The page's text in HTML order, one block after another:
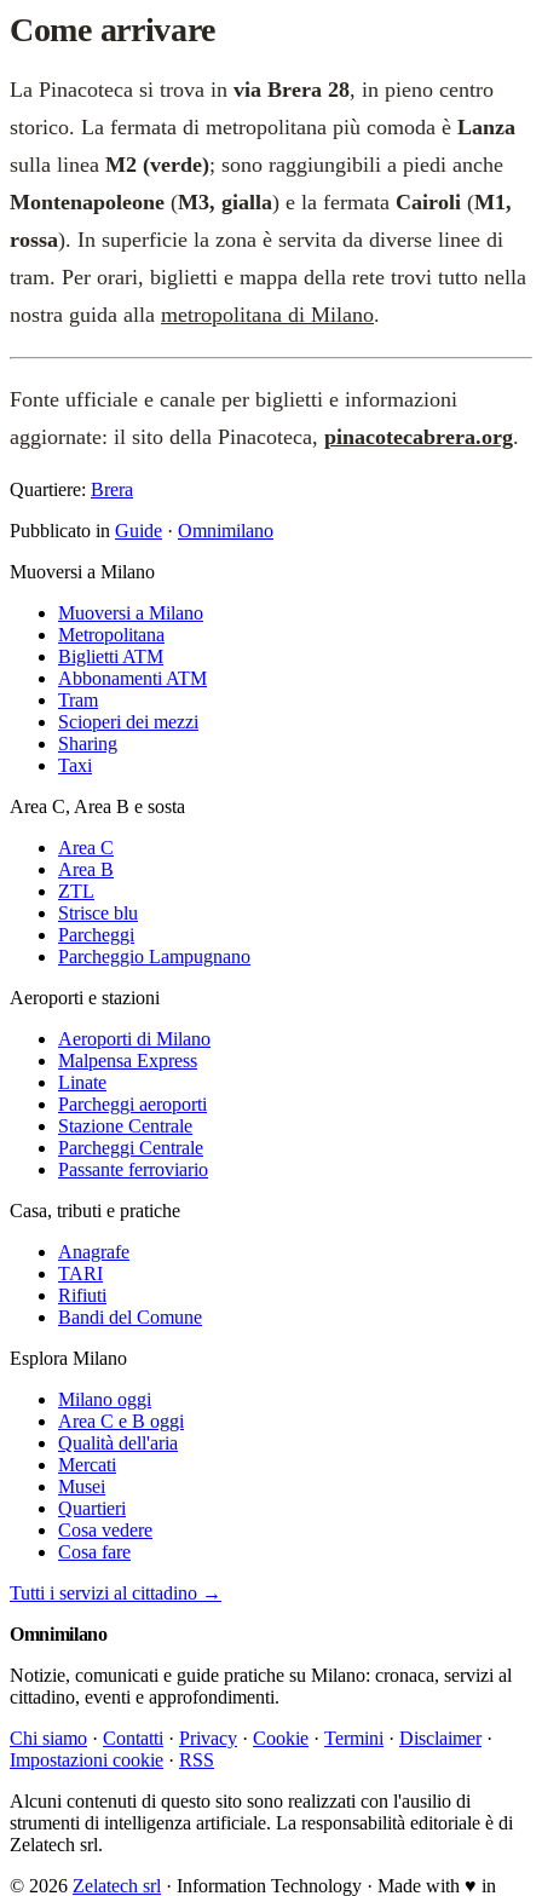
Come arrivare
La Pinacoteca si trova in via Brera 28, in pieno centro
storico. La fermata di metropolitana più comoda è Lanza
sulla linea M2 (verde); sono raggiungibili a piedi anche
Montenapoleone (M3, gialla) e la fermata Cairoli (M1,
rossa). In superficie la zona è servita da diverse linee di
tram. Per orari, biglietti e mappa della rete trovi tutto nella
nostra guida alla metropolitana di Milano.
Fonte ufficiale e canale per biglietti e informazioni
aggiornate: il sito della Pinacoteca, pinacotecabrera.org.
Quartiere: Brera
Pubblicato in Guide · Omnimilano
Muoversi a Milano
Muoversi a Milano
Metropolitana
Biglietti ATM
Abbonamenti ATM
Tram
Scioperi dei mezzi
Sharing
Taxi
Area C, Area B e sosta
Area C
Area B
ZTL
Strisce blu
Parcheggi
Parcheggio Lampugnano
Aeroporti e stazioni
Aeroporti di Milano
Malpensa Express
Linate
Parcheggi aeroporti
Stazione Centrale
Parcheggi Centrale
Passante ferroviario
Casa, tributi e pratiche
Anagrafe
TARI
Rifiuti
Bandi del Comune
Esplora Milano
Milano oggi
Area C e B oggi
Qualità dell'aria
Mercati
Musei
Quartieri
Cosa vedere
Cosa fare
Tutti i servizi al cittadino →
Omnimilano
Notizie, comunicati e guide pratiche su Milano: cronaca, servizi al
cittadino, eventi e approfondimenti.
Chi siamo · Contatti · Privacy · Cookie · Termini · Disclaimer ·
Impostazioni cookie · RSS
Alcuni contenuti di questo sito sono realizzati con l'ausilio di
strumenti di intelligenza artificiale. La responsabilità editoriale è di
Zelatech srl.
© 2026 Zelatech srl · Information Technology · Made with ♥ in